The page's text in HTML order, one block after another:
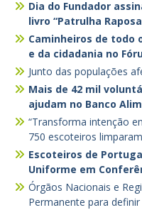
Dia do Fundador
livro “Patrulha
Caminheiros de todo
e da cidadania no
Junto das populações
Mais de 42 mil
ajudam no Banco
“Transforma intenção
750 escoteiros
Escoteiros de
Uniforme em
Órgãos Nacionais e
Permanente para